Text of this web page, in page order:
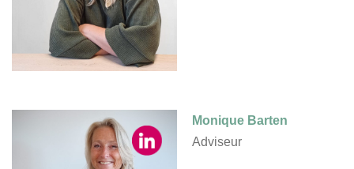
Monique Barten
Adviseur